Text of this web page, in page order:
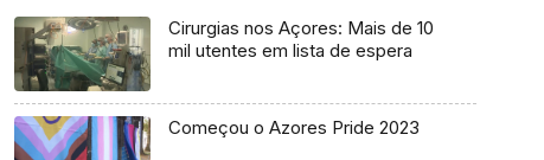
Cirurgias nos Açores: Mais de 10
mil utentes em lista de espera
Começou o Azores Pride 2023